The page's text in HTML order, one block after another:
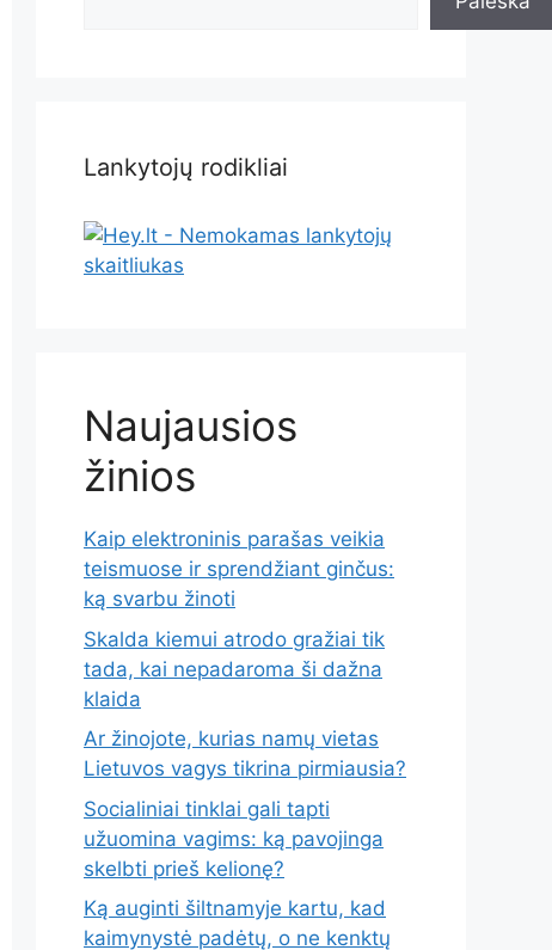
Lankytojų rodikliai
Naujausios
žinios
Kaip elektroninis parašas veikia
teismuose ir sprendžiant ginčus:
ką svarbu žinoti
Skalda kiemui atrodo gražiai tik
tada, kai nepadaroma ši dažna
klaida
Ar žinojote, kurias namų vietas
Lietuvos vagys tikrina pirmiausia?
Socialiniai tinklai gali tapti
užuomina vagims: ką pavojinga
skelbti prieš kelionę?
Ką auginti šiltnamyje kartu, kad
kaimynystė padėtų, o ne kenktų